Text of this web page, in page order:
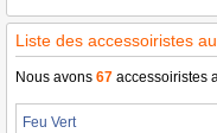
Liste des accessoiristes
Nous avons 67 accessoiristes
Feu Vert